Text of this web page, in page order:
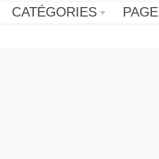
CATÉGORIES